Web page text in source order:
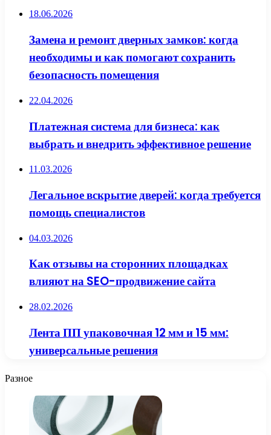
18.06.2026
Замена и ремонт дверных замков: когда
необходимы и как помогают сохранить
безопасность помещения
22.04.2026
Платежная система для бизнеса: как
выбрать и внедрить эффективное решение
11.03.2026
Легальное вскрытие дверей: когда требуется
помощь специалистов
04.03.2026
Как отзывы на сторонних площадках
влияют на SEO-продвижение сайта
28.02.2026
Лента ПП упаковочная 12 мм и 15 мм:
универсальные решения
Разное